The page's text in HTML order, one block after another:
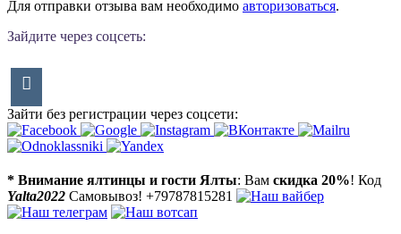
Для отправки отзыва вам необходимо авторизоваться.
Зайдите через соцсеть:
Зайти без регистрации через соцсети:
* Внимание ялтинцы и гости Ялты: Вам скидка 20%! Код
Yalta2022 Самовывоз! +79787815281